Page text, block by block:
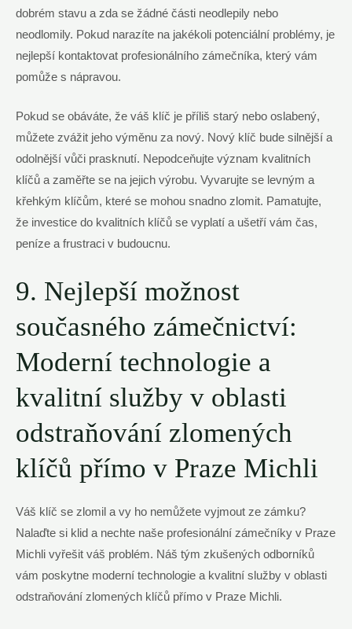
dobrém stavu a zda⁤ se žádné části neodlepily nebo
neodlomily. Pokud⁤ narazíte na ⁢jakékoli potenciální problémy,⁣ je
nejlepší​ kontaktovat profesionálního zámečníka,​ který ‍vám
⁣pomůže‍ s nápravou.​
Pokud ​se obáváte, že váš ⁣klíč ‍je příliš⁣ starý nebo ​oslabený,
můžete zvážit jeho výměnu‍ za nový. Nový ​klíč bude silnější a
odolnější vůči prasknutí. Nepodceňujte význam kvalitních
klíčů a⁢ zaměřte se na jejich ⁤výrobu. Vyvarujte se ⁤levným ‌a
křehkým klíčům, které se mohou ‌snadno zlomit. Pamatujte,
že ⁢investice⁢ do​ kvalitních klíčů se vyplatí a ušetří vám čas,
peníze⁣ a frustraci v budoucnu.
9. Nejlepší možnost⁤
současného‌ zámečnictví:
Moderní technologie a
‍kvalitní ‌služby v oblasti
odstraňování zlomených
klíčů⁢ přímo v Praze Michli
Váš⁣ klíč se⁢ zlomil ⁤a vy ho⁣ nemůžete vyjmout ze zámku?
Nalaďte ⁣si‌ klid ⁤a ⁢nechte naše profesionální⁢ zámečníky v Praze
Michli vyřešit váš problém. Náš tým zkušených⁢ odborníků‍
vám poskytne moderní technologie ⁤a ⁣kvalitní služby ⁤v oblasti‌
odstraňování zlomených klíčů ⁤přímo​ v Praze ⁢Michli.